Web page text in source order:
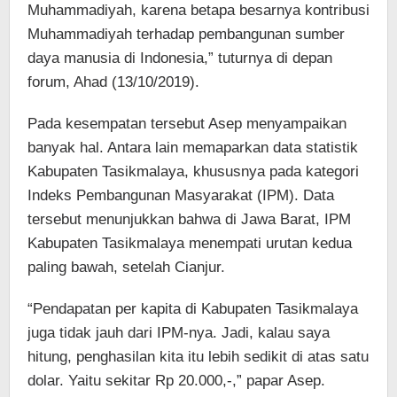
Muhammadiyah, karena betapa besarnya kontribusi
Muhammadiyah terhadap pembangunan sumber
daya manusia di Indonesia,” tuturnya di depan
forum, Ahad (13/10/2019).
Pada kesempatan tersebut Asep menyampaikan
banyak hal. Antara lain memaparkan data statistik
Kabupaten Tasikmalaya, khususnya pada kategori
Indeks Pembangunan Masyarakat (IPM). Data
tersebut menunjukkan bahwa di Jawa Barat, IPM
Kabupaten Tasikmalaya menempati urutan kedua
paling bawah, setelah Cianjur.
“Pendapatan per kapita di Kabupaten Tasikmalaya
juga tidak jauh dari IPM-nya. Jadi, kalau saya
hitung, penghasilan kita itu lebih sedikit di atas satu
dolar. Yaitu sekitar Rp 20.000,-,” papar Asep.